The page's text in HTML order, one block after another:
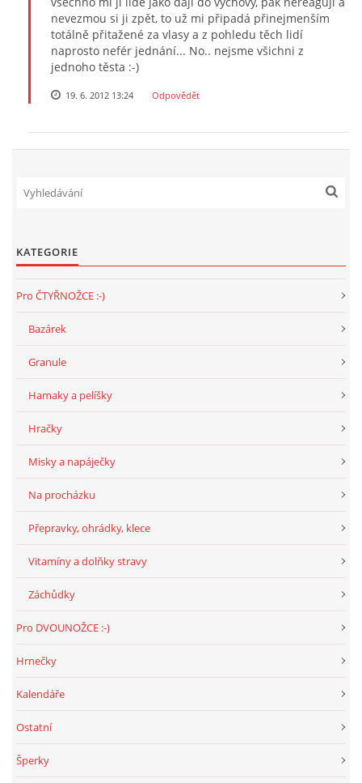
nevezmou si ji zpět, to už mi připadá přinejmenším
totálně přitažené za vlasy a z pohledu těch lidí
naprosto nefér jednání... No.. nejsme všichni z
jednoho těsta :-)
19. 6. 2012 13:24 Odpovědět
KATEGORIE
Pro ČTYŘNOŽCE :-)
Bazárek
Granule
Hamaky a pelíšky
Hračky
Misky a napáječky
Na procházku
Přepravky, ohrádky, klece
Vitamíny a dolňky stravy
Záchůdky
Pro DVOUNOŽCE :-)
Hrnečky
Kalendáře
Ostatní
Šperky